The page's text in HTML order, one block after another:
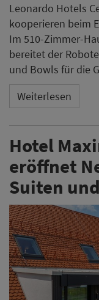
Leonardo Hotels
kooperieren beim
Im 510-Zimmer-
bereitet der
und Bowls für die
Weiterlesen
Hotel
eröffnet
Suiten